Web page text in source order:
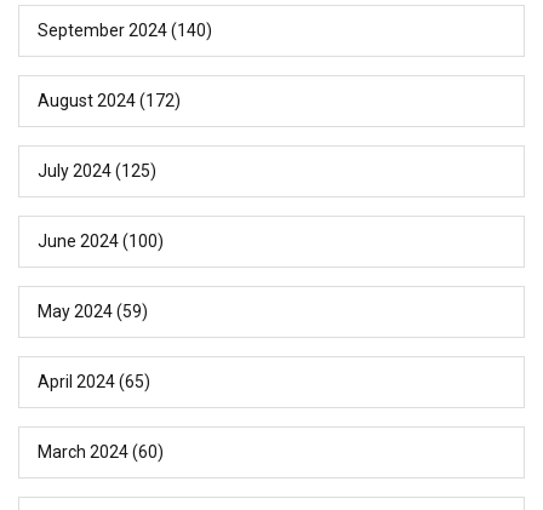
September 2024(140)
August 2024(172)
July 2024(125)
June 2024(100)
May 2024(59)
April 2024(65)
March 2024(60)